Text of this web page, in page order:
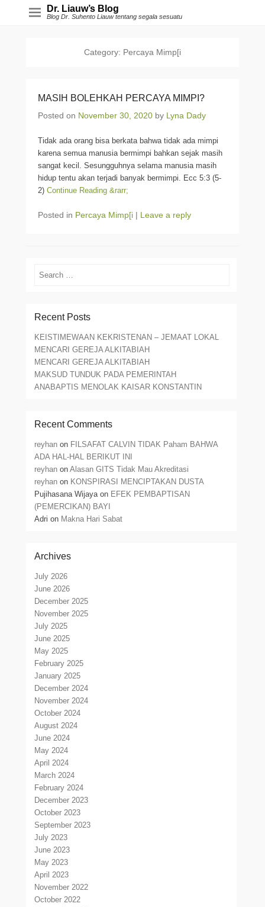
Dr. Liauw’s Blog
Blog Dr. Suhento Liauw tentang segala sesuatu
Category: Percaya Mimp[i
MASIH BOLEHKAH PERCAYA MIMPI?
Posted on November 30, 2020 by Lyna Dady
Tidak ada orang bisa berkata bahwa tidak ada mimpi
karena semua manusia bermimpi bahkan sejak masih
sangat kecil. Sesungguhnya selama manusia masih
hidup tentu akan terjadi banyak bermimpi. Ecc 5:3 (5-
2) Continue Reading &rarr;
Posted in Percaya Mimp[i | Leave a reply
Search
Recent Posts
KEISTIMEWAAN KEKRISTENAN – JEMAAT LOKAL
MENCARI GEREJA ALKITABIAH
MENCARI GEREJA ALKITABIAH
MAKSUD TUNDUK PADA PEMERINTAH
ANABAPTIS MENOLAK KAISAR KONSTANTIN
Recent Comments
reyhan on FILSAFAT CALVIN TIDAK Paham BAHWA
ADA HAL-HAL BERIKUT INI
reyhan onAlasan GITS Tidak Mau Akreditasi
reyhan on KONSPIRASI MENCIPTAKAN DUSTA
Pujihasana Wijayaon EFEK PEMBAPTISAN
(PEMERCIKAN) BAYI
Adri on Makna Hari Sabat
Archives
July 2026
June 2026
December 2025
November 2025
July 2025
June 2025
May 2025
February 2025
January 2025
December 2024
November 2024
October 2024
August 2024
June 2024
May 2024
April 2024
March 2024
February 2024
December 2023
October 2023
September 2023
July 2023
June 2023
May 2023
April 2023
November 2022
October 2022